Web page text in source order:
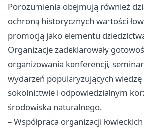
Porozumienia obejmują również
ochroną historycznych wartości
promocją jako elementu
Organizacje zadeklarowały
organizowania konferencji,
wydarzeń popularyzujących wiedzę
sokolnictwie i odpowiedzialnym
środowiska naturalnego.
– Współpraca organizacji